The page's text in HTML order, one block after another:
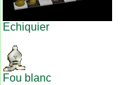
Echiquier
Fou blanc